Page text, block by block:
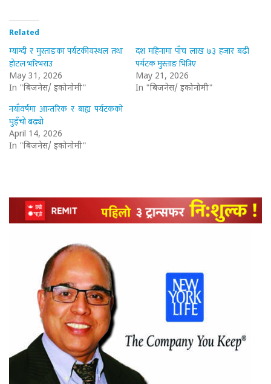
Related
म्याग्दी र मुस्ताङका पर्यटकीयस्थल तथा
होटल भरिभराउ
May 31, 2026
In "बिजनेस/ इकोनोमी"
दश महिनामा पाँच लाख ७३ हजार बढी
पर्यटक मुस्ताङ भित्रिए
May 21, 2026
In "बिजनेस/ इकोनोमी"
नयाँवर्षमा आन्तरिक र बाह्य पर्यटकको
घुइँचो बढ्यो
April 14, 2026
In "बिजनेस/ इकोनोमी"